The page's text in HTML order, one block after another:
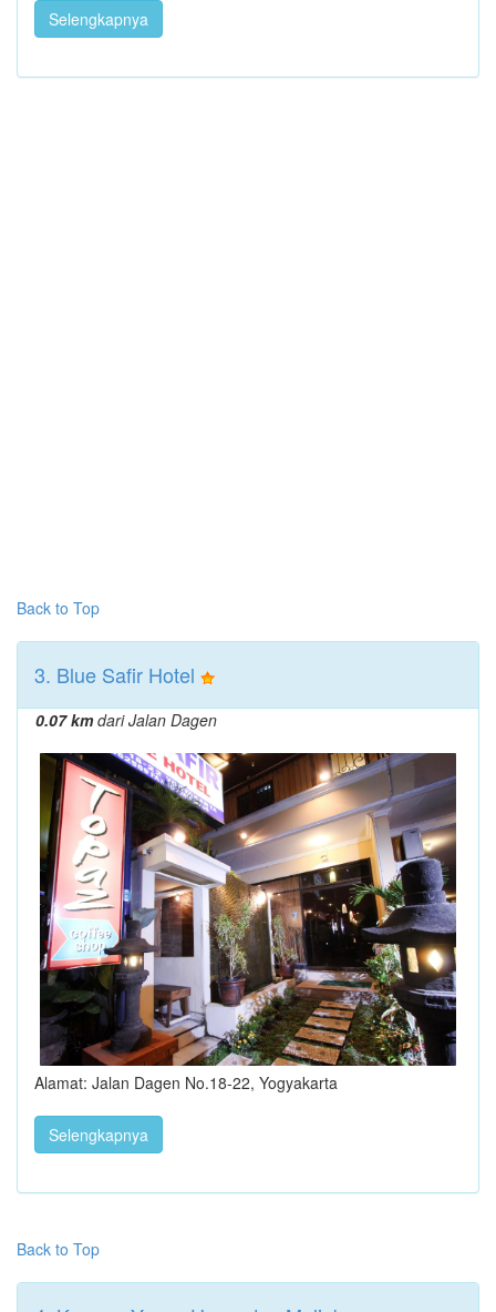
Selengkapnya
Back to Top
3. Blue Safir Hotel
0.07 kmdari Jalan Dagen
Alamat: Jalan Dagen No.18-22, Yogyakarta
Selengkapnya
Back to Top